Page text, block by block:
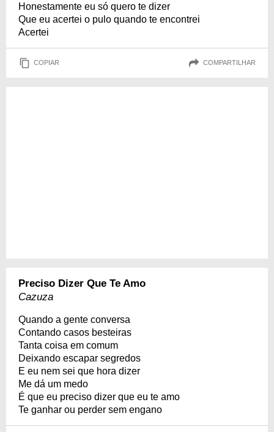
Honestamente eu só quero te dizer
Que eu acertei o pulo quando te encontrei
Acertei
COPIAR COMPARTILHAR
Preciso Dizer Que Te Amo
Cazuza
Quando a gente conversa
Contando casos besteiras
Tanta coisa em comum
Deixando escapar segredos
E eu nem sei que hora dizer
Me dá um medo
É que eu preciso dizer que eu te amo
Te ganhar ou perder sem engano